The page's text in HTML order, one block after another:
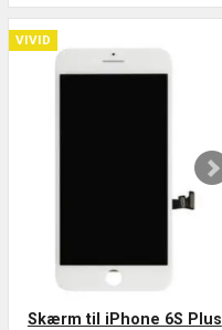
VIVID
Skærm til iPhone 6S Plus